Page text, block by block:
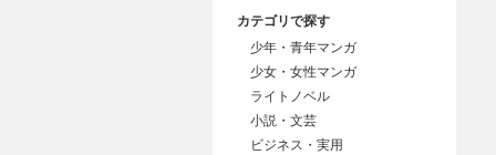
カテゴリで探す
少年・青年マンガ
少女・女性マンガ
ライトノベル
小説・文芸
ビジネス・実用